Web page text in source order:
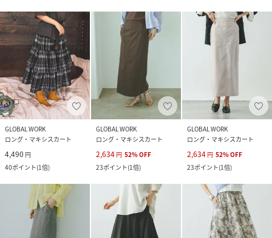
GLOBAL WORK
ロング・マキシスカート
4,490 円
40ポイント(1倍)
GLOBAL WORK
ロング・マキシスカート
2,634 円 52%OFF
23ポイント(1倍)
GLOBAL WORK
ロング・マキシスカート
2,634 円 52%OFF
23ポイント(1倍)